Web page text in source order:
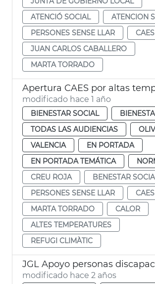
ATENCIÓ SOCIAL
ATENCION
PERSONES SENSE LLAR
CAES
JUAN CARLOS CABALLERO
MARTA TORRADO
modificado hace 1 año
BIENESTAR SOCIAL
TODAS LAS AUDIENCIAS
VALENCIA
EN PORTADA
EN PORTADA TEMÁTICA
CREU ROJA
BENESTAR
PERSONES SENSE LLAR
CAES
MARTA TORRADO
CALOR
ALTES TEMPERATURES
REFUGI CLIMÀTIC
JGL Apoyo personas
modificado hace 2 años